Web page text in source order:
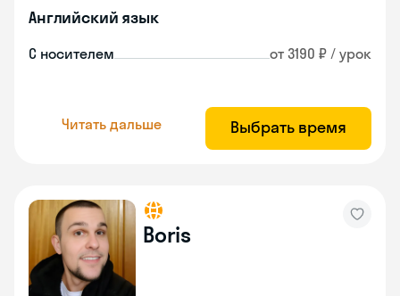
Английский язык
С носителем от 3190 ₽ / урок
Читать дальше Выбрать время
Boris